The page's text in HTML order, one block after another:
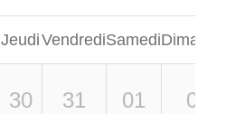
JeudiVendrediSamedi
30 31 01 02